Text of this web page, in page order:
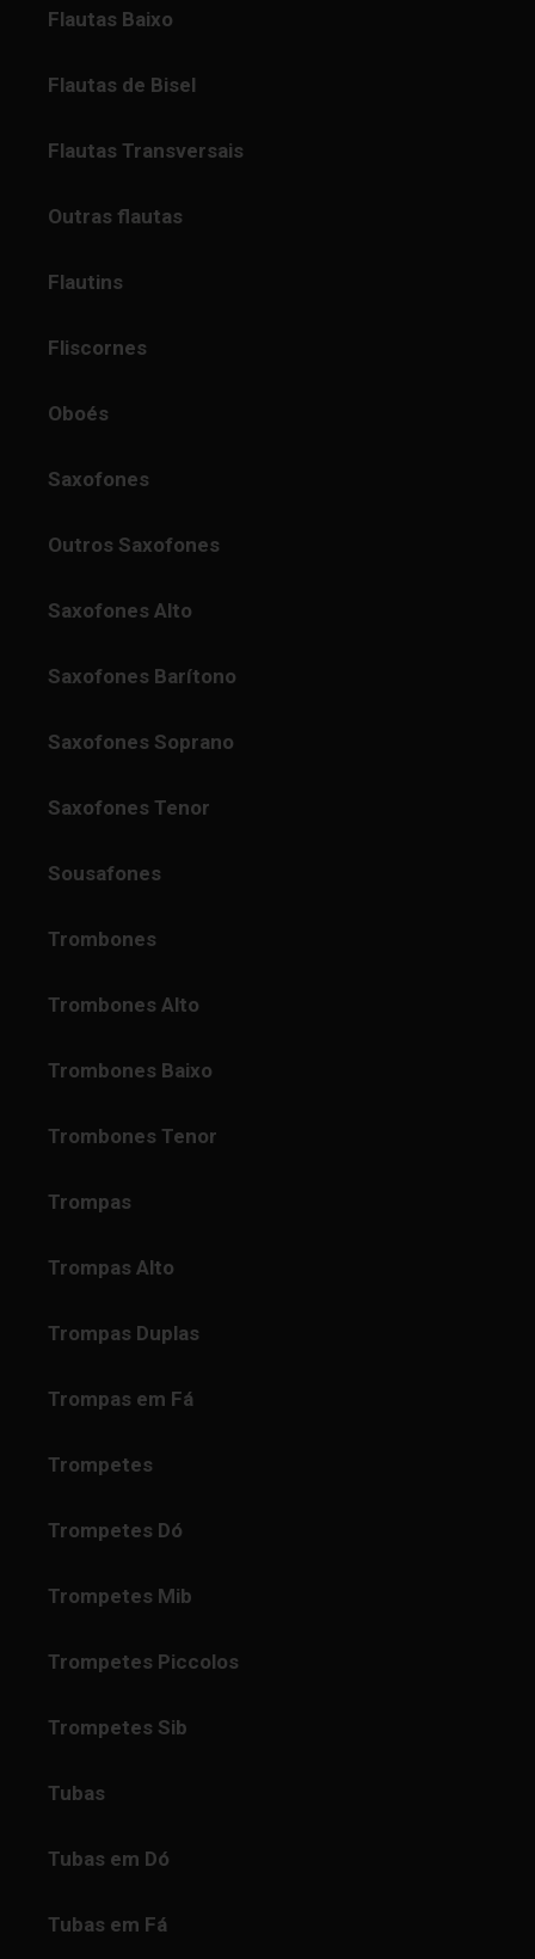
Flautas Baixo
Flautas de Bisel
Flautas Transversais
Outras flautas
Flautins
Fliscornes
Oboés
Saxofones
Outros Saxofones
Saxofones Alto
Saxofones Barítono
Saxofones Soprano
Saxofones Tenor
Sousafones
Trombones
Trombones Alto
Trombones Baixo
Trombones Tenor
Trompas
Trompas Alto
Trompas Duplas
Trompas em Fá
Trompetes
Trompetes Dó
Trompetes Mib
Trompetes Piccolos
Trompetes Sib
Tubas
Tubas em Dó
Tubas em Fá